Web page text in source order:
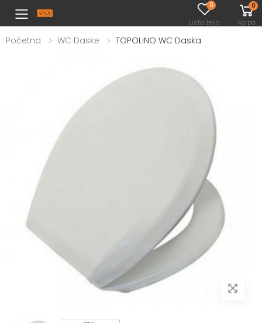
Toggle mobile menu
0
Lista želja
0
Korpa
Početna WC Daske TOPOLINO WC Daska